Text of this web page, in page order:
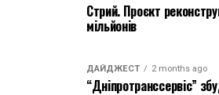
Стрий. Проєкт
мільйонів
ДАЙДЖЕСТ 2 months ago
“Дніпротранссервіс”